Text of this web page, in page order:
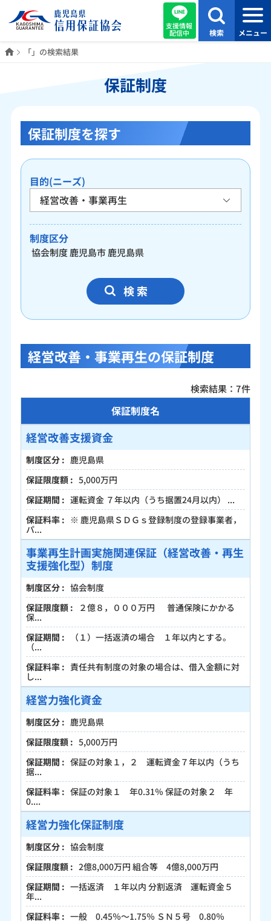
支援情報
配信中 検索 メニュー
ホーム「」の検索結果
保証制度
保証制度を探す
目的(ニーズ)
制度区分
協会制度鹿児島市鹿児島県
検 索
経営改善・事業再生の保証制度
検索結果：7件
保証制度名
経営改善支援資金
鹿児島県
5,000万円
運転資金 ７年以内（うち据置24月以内） ...
※ 鹿児島県ＳＤＧｓ登録制度の登録事業者，
パ...
事業再生計画実施関連保証（経営改善・再生
支援強化型）制度
協会制度
２億８，０００万円 普通保険にかかる
保...
（１）一括返済の場合 １年以内とする。
（...
責任共有制度の対象の場合は、借入金額に対
し...
経営力強化資金
鹿児島県
5,000万円
保証の対象１，２ 運転資金７年以内（うち
据...
保証の対象１ 年0.31％ 保証の対象２ 年
0....
経営力強化保証制度
協会制度
2億8,000万円 組合等 4億8,000万円
一括返済 １年以内 分割返済 運転資金５
年...
一般 0.45％～1.75％ ＳＮ５号 0.80％